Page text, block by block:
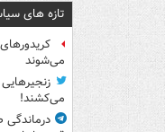
تازه های
می‌شوند
می‌کشند!
درماندگی